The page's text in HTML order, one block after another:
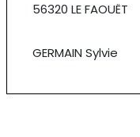
56320 LE FAOUËT
GERMAIN Sylvie